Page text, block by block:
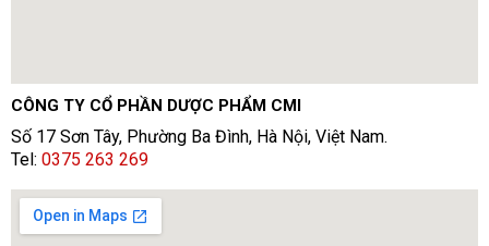
CÔNG TY CỔ PHẦN DƯỢC PHẨM CMI
Số 17 Sơn Tây, Phường Ba Đình, Hà Nội, Việt Nam.
Tel: 0375 263 269